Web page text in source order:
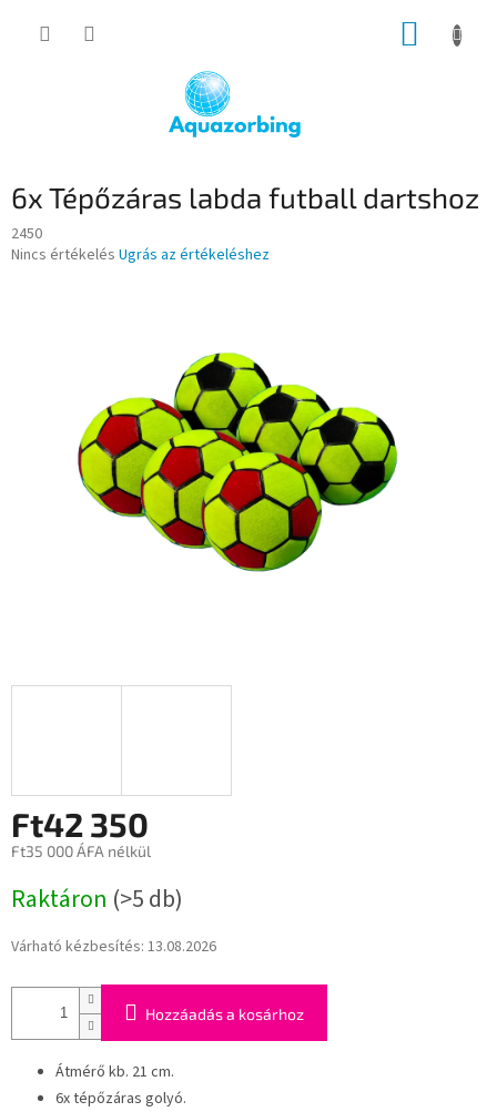
KOSÁR
6x Tépőzáras labda futball dartshoz
2450
A
Nincs értékelés Ugrás az értékeléshez
Ft42 350
Ft35 000 ÁFA nélkül
Raktáron (>5 db)
Várható kézbesítés: 13.08.2026
Hozzáadás a kosárhoz
Átmérő kb. 21 cm.
6x tépőzáras golyó.